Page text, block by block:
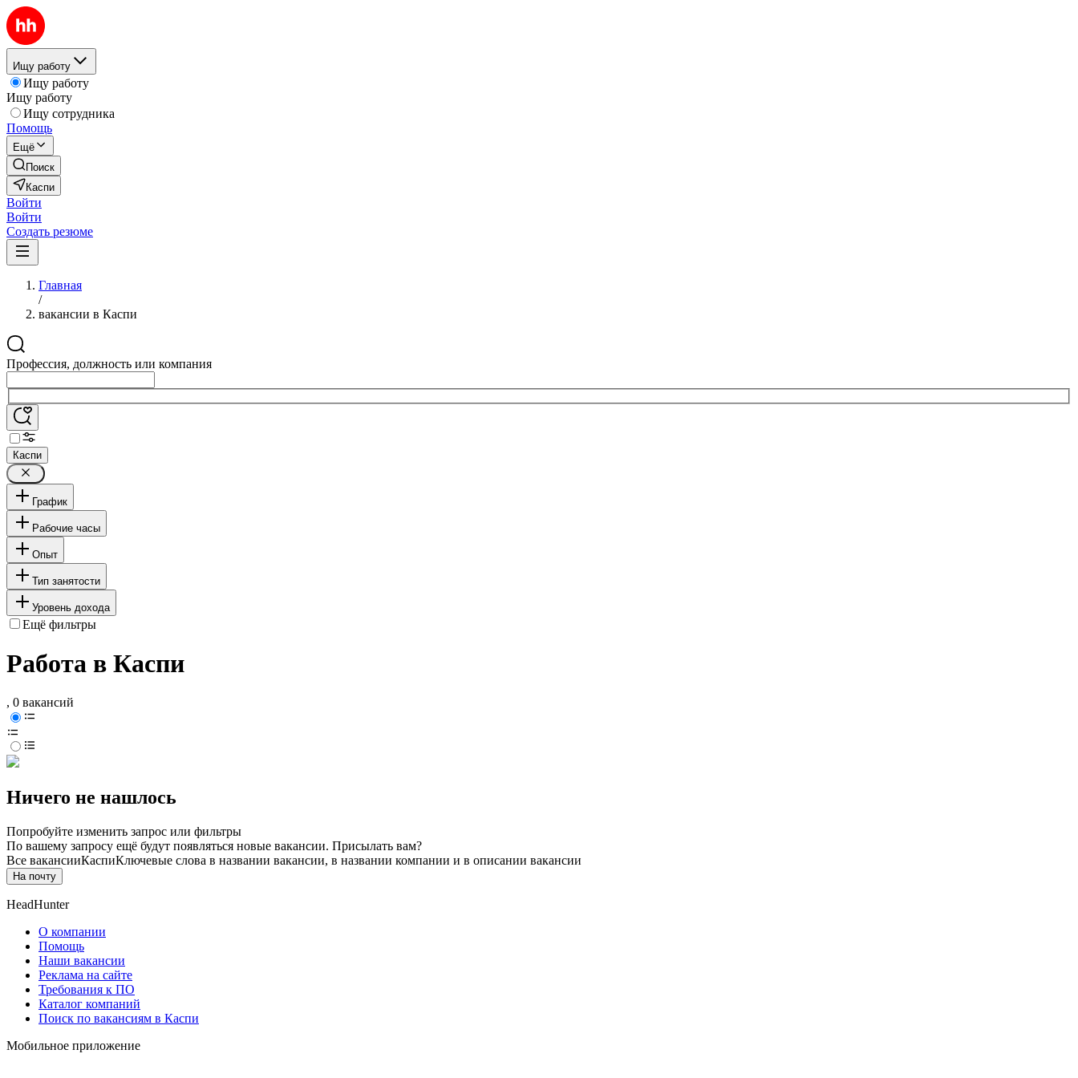
Ищу работу
Ищу работу
Ищу работу
Ищу сотрудника
Помощь
Ещё
Поиск
Каспи
Войти
Войти
Создать резюме
Главная
/
вакансии в Каспи
Профессия, должность или компания
Каспи
График
Рабочие часы
Опыт
Тип занятости
Уровень дохода
Ещё фильтры
Работа в Каспи
, 0 вакансий
Ничего не нашлось
Попробуйте изменить запрос или фильтры
По вашему запросу ещё будут появляться новые вакансии. Присылать вам?
Все вакансииКаспиКлючевые слова в названии вакансии, в названии компании и в описании вакансии
На почту
HeadHunter
О компании
Помощь
Наши вакансии
Реклама на сайте
Требования к ПО
Каталог компаний
Поиск по вакансиям в Каспи
Мобильное приложение